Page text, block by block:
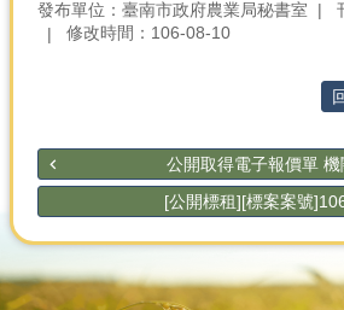
發布單位：臺南市政府農業局秘書室
修改時間：106-08-10
公開取得電子報價單 機
[公開標租][標案案號